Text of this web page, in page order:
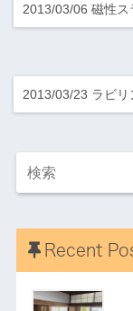
2013/03/06 磁性
2013/03/23 ラビ
Recent